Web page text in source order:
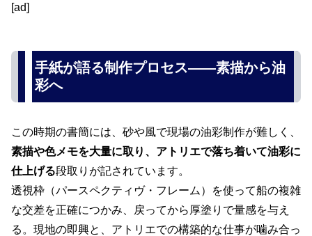
[ad]
手紙が語る制作プロセス――素描から油
彩へ
この時期の書簡には、砂や風で現場の油彩制作が難しく、
素描や色メモを大量に取り、アトリエで落ち着いて油彩に
仕上げる段取りが記されています。
透視枠（パースペクティヴ・フレーム）を使って船の複雑
な交差を正確につかみ、戻ってから厚塗りで量感を与え
る。現地の即興と、アトリエでの構築的な仕事が噛み合っ